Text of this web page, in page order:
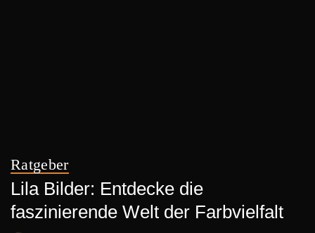
Ratgeber
Lila Bilder: Entdecke die
faszinierende Welt der Farbvielfalt